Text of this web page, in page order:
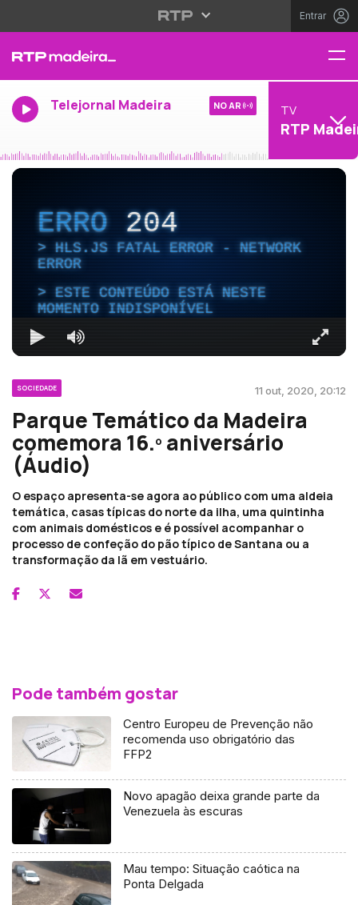
Entrar
Telejornal Madeira NO AR TV
RTP
ERRO204
HLS.JS FATAL ERROR - NETWORK
ERROR
ESTE CONTEÚDO ESTÁ NESTE
MOMENTO INDISPONÍVEL
SOCIEDADE 11 out, 2020, 20:12
Parque Temático da Madeira
comemora 16.º aniversário
(Áudio)
O espaço apresenta-se agora ao público com uma aldeia
temática, casas típicas do norte da ilha, uma quintinha
com animais domésticos e é possível acompanhar o
processo de confeção do pão típico de Santana ou a
transformação da lã em vestuário.
Pode também gostar
Centro Europeu de Prevenção não
recomenda uso obrigatório das
FFP2
Novo apagão deixa grande parte da
Venezuela às escuras
Mau tempo: Situação caótica na
Ponta Delgada